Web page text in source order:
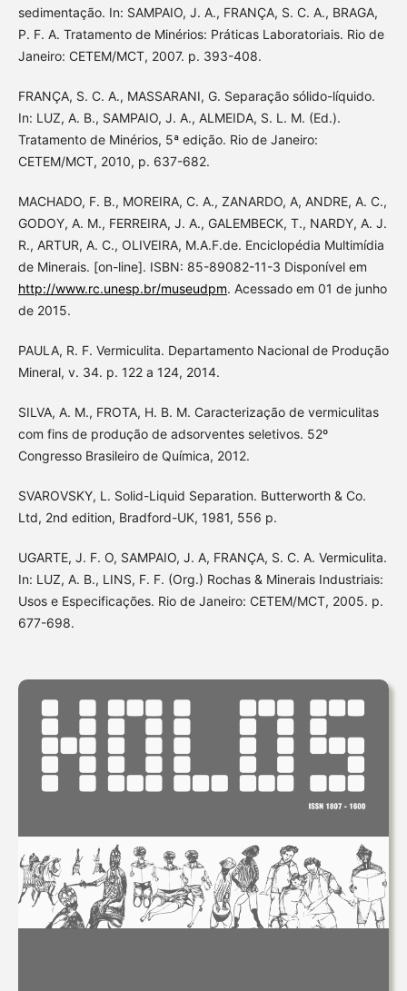
sedimentação. In: SAMPAIO, J. A., FRANÇA, S. C. A., BRAGA,
P. F. A. Tratamento de Minérios: Práticas Laboratoriais. Rio de
Janeiro: CETEM/MCT, 2007. p. 393-408.
FRANÇA, S. C. A., MASSARANI, G. Separação sólido-líquido.
In: LUZ, A. B., SAMPAIO, J. A., ALMEIDA, S. L. M. (Ed.).
Tratamento de Minérios, 5ª edição. Rio de Janeiro:
CETEM/MCT, 2010, p. 637-682.
MACHADO, F. B., MOREIRA, C. A., ZANARDO, A, ANDRE, A. C.,
GODOY, A. M., FERREIRA, J. A., GALEMBECK, T., NARDY, A. J.
R., ARTUR, A. C., OLIVEIRA, M.A.F.de. Enciclopédia Multimídia
de Minerais. [on-line]. ISBN: 85-89082-11-3 Disponível em
http://www.rc.unesp.br/museudpm. Acessado em 01 de junho
de 2015.
PAULA, R. F. Vermiculita. Departamento Nacional de Produção
Mineral, v. 34. p. 122 a 124, 2014.
SILVA, A. M., FROTA, H. B. M. Caracterização de vermiculitas
com fins de produção de adsorventes seletivos. 52º
Congresso Brasileiro de Química, 2012.
SVAROVSKY, L. Solid-Liquid Separation. Butterworth & Co.
Ltd, 2nd edition, Bradford-UK, 1981, 556 p.
UGARTE, J. F. O, SAMPAIO, J. A, FRANÇA, S. C. A. Vermiculita.
In: LUZ, A. B., LINS, F. F. (Org.) Rochas & Minerais Industriais:
Usos e Especificações. Rio de Janeiro: CETEM/MCT, 2005. p.
677-698.